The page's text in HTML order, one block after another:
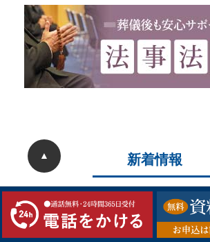
新着情報
2026/05/22 ことぶき中央斎場 20周年大感
▲